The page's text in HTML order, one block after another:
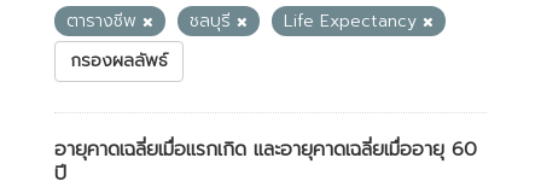
ตารางชีพ
ชลบุรี
Life Expectancy
กรองผลลัพธ์
อายุคาดเฉลี่ยเมื่อแรกเกิด และอายุคาดเฉลี่ยเมื่ออายุ 60
ปี